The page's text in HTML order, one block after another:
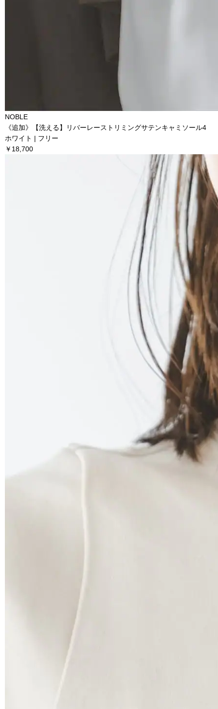
NOBLE
《追加》【洗える】リバーレーストリミングサテンキャミソール4
ホワイト | フリー
￥18,700